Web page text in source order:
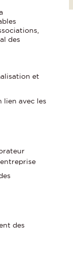
des
et
lien avec les
des